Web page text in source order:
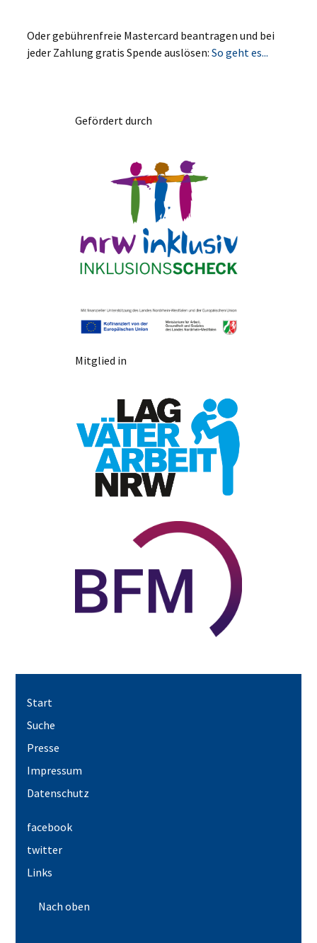
Oder gebührenfreie Mastercard beantragen und bei
jeder Zahlung gratis Spende auslösen:So geht es...
Gefördert durch
Mitglied in
Start
Suche
Presse
Impressum
Datenschutz
facebook
twitter
Links
Nach oben